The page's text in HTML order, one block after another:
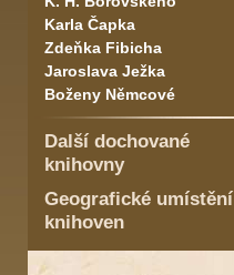
Karla Čapka
Zdeňka Fibicha
Jaroslava Ježka
Boženy Němcové
Další dochované
knihovny
Geografické umístění
knihoven